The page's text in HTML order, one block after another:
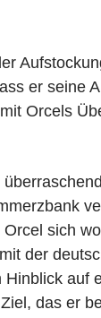
er seine
Orcels
sich
der
Hinblick auf
das er